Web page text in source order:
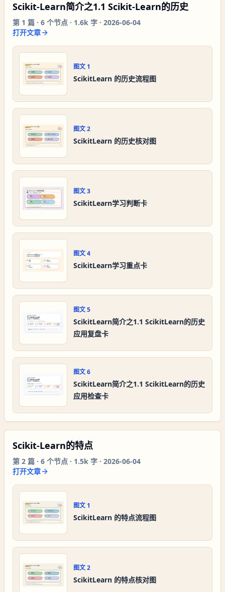
Scikit-Learn简介之1.1 Scikit-Learn的历史
第 1 篇 · 6 个节点 · 1.6k 字 · 2026-06-04
打开文章
图文 1
ScikitLearn 的历史流程图
图文2
ScikitLearn 的历史核对图
图文3
ScikitLearn学习判断卡
图文4
ScikitLearn学习重点卡
图文5
ScikitLearn简介之1.1 ScikitLearn的历史
应用复盘卡
图文6
ScikitLearn简介之1.1 ScikitLearn的历史
应用检查卡
Scikit-Learn的特点
第 2 篇 · 6 个节点 · 1.5k 字 · 2026-06-04
打开文章
图文 1
ScikitLearn 的特点流程图
图文2
ScikitLearn 的特点核对图